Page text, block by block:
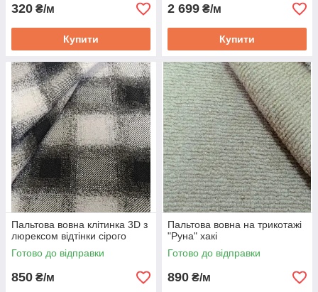
320 ₴/м
Купити
2 699 ₴/м
Купити
Пальтова вовна клітинка 3D з
люрексом відтінки сірого
Готово до відправки
850 ₴/м
Пальтова вовна на трикотажі
"Руна" хакі
Готово до відправки
890 ₴/м